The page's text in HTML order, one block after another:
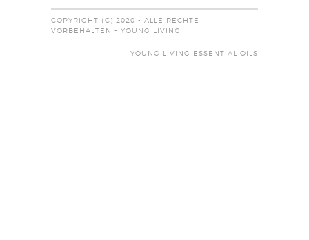
COPYRIGHT (C) 2020 - ALLE RECHTE
VORBEHALTEN - YOUNG LIVING
YOUNG LIVING ESSENTIAL OILS